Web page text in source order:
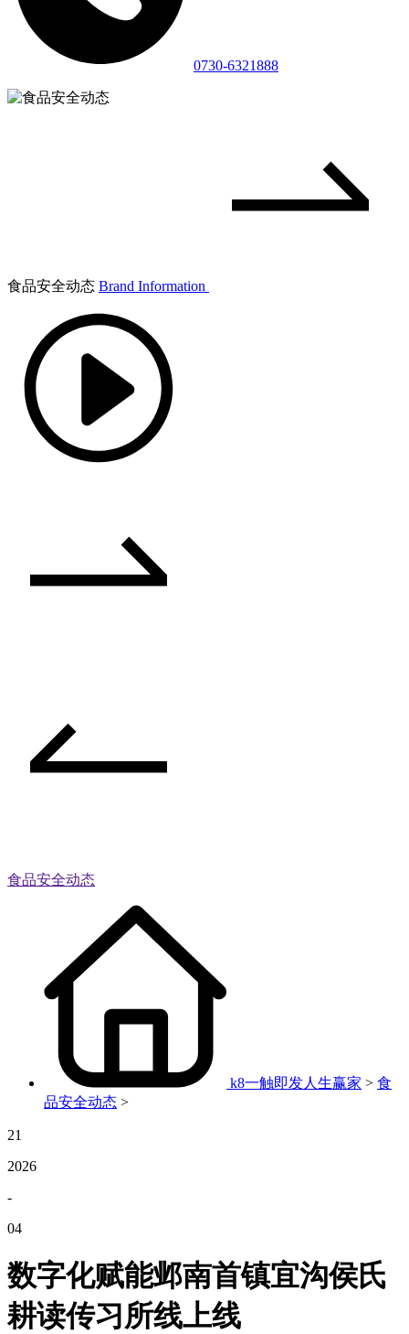
0730-6321888
食品安全动态 Brand Information
食品安全动态
k8一触即发人生赢家 > 食
品安全动态 >
21
2026
-
04
数字化赋能邺南首镇宜沟侯氏
耕读传习所线上线